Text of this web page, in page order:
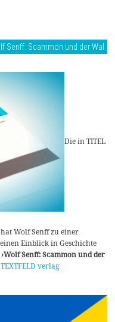
Senff: Scammon und der Wal
Die in TITEL
hat Wolf Senff zu einer
Einblick in Geschichte
›Wolf Senff: Scammon und der
TEXTFELD verlag